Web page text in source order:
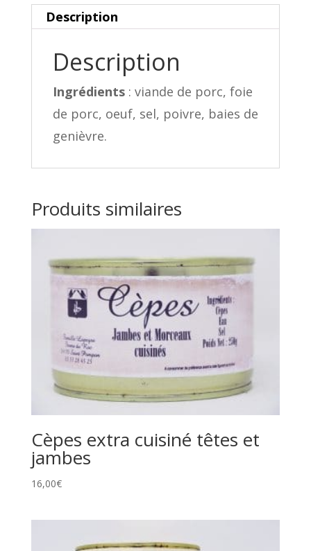
baies
de
genièvre
Description
Description
Ingrédients: viande de porc, foie
de porc, oeuf, sel, poivre, baies de
genièvre.
Produits similaires
Cèpes extra cuisiné têtes et
jambes
16,00€